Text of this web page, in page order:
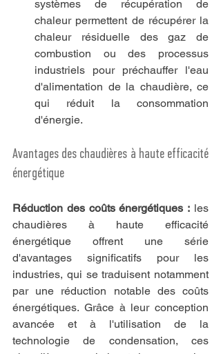
systèmes de récupération de
chaleur permettent de récupérer la
chaleur résiduelle des gaz de
combustion ou des processus
industriels pour préchauffer l'eau
d'alimentation de la chaudière, ce
qui réduit la consommation
d'énergie.
Avantages des chaudières à haute efficacité
énergétique
Réduction des coûts énergétiques : les
chaudières à haute efficacité
énergétique offrent une série
d'avantages significatifs pour les
industries, qui se traduisent notamment
par une réduction notable des coûts
énergétiques. Grâce à leur conception
avancée et à l'utilisation de la
technologie de condensation, ces